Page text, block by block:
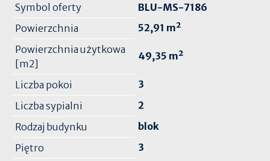
Symbol oferty
BLU-MS-7186
Powierzchnia
52,91 m²
Powierzchnia użytkowa
[m2]
49,35 m²
Liczba pokoi
3
Liczba sypialni
2
Rodzaj budynku
blok
Piętro
3